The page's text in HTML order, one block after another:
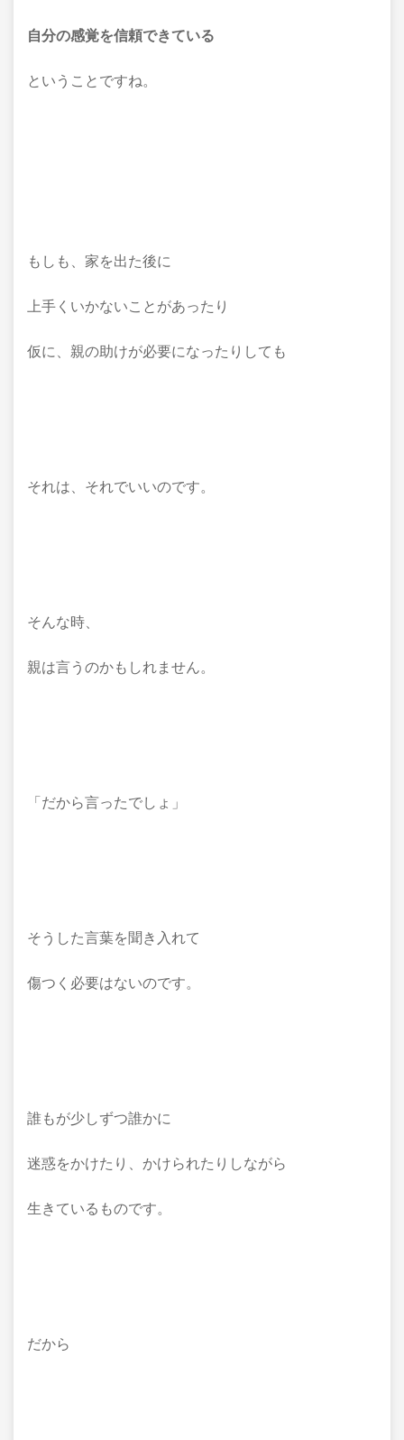
自分の感覚を信頼できている
ということですね。
もしも、家を出た後に
上手くいかないことがあったり
仮に、親の助けが必要になったりしても
それは、それでいいのです。
そんな時、
親は言うのかもしれません。
「だから言ったでしょ」
そうした言葉を聞き入れて
傷つく必要はないのです。
誰もが少しずつ誰かに
迷惑をかけたり、かけられたりしながら
生きているものです。
だから